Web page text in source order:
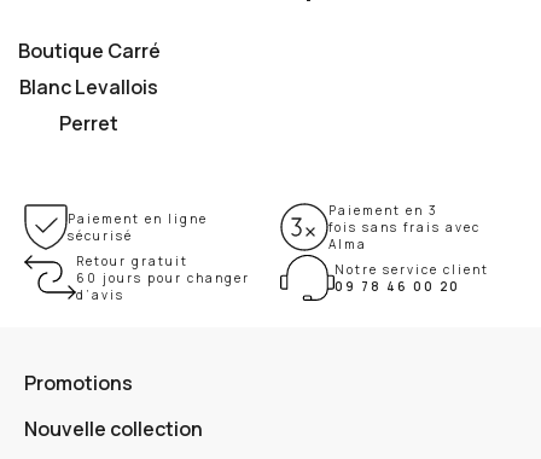
Boutique Carré
Blanc Levallois
Perret
Paiement en ligne
sécurisé
Paiement en 3
fois sans frais avec
Alma
Retour gratuit
60 jours pour changer
d’avis
Notre service client
09 78 46 00 20
Promotions
Nouvelle collection